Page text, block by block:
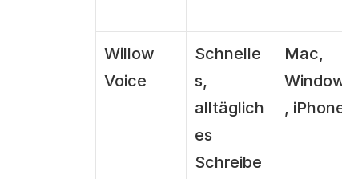
Willow
Voice
Schnelle
s,
alltäglich
es
Schreibe
Mac,
,